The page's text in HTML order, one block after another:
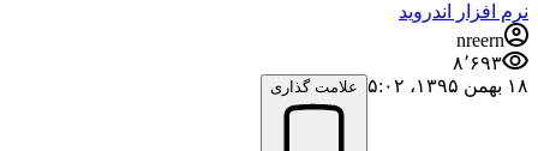
نرم افزار اندروید
nreern
۸٬۶۹۳
۱۸ بهمن ۱۳۹۵،‏ ۵:۰۲
علامت گذاری